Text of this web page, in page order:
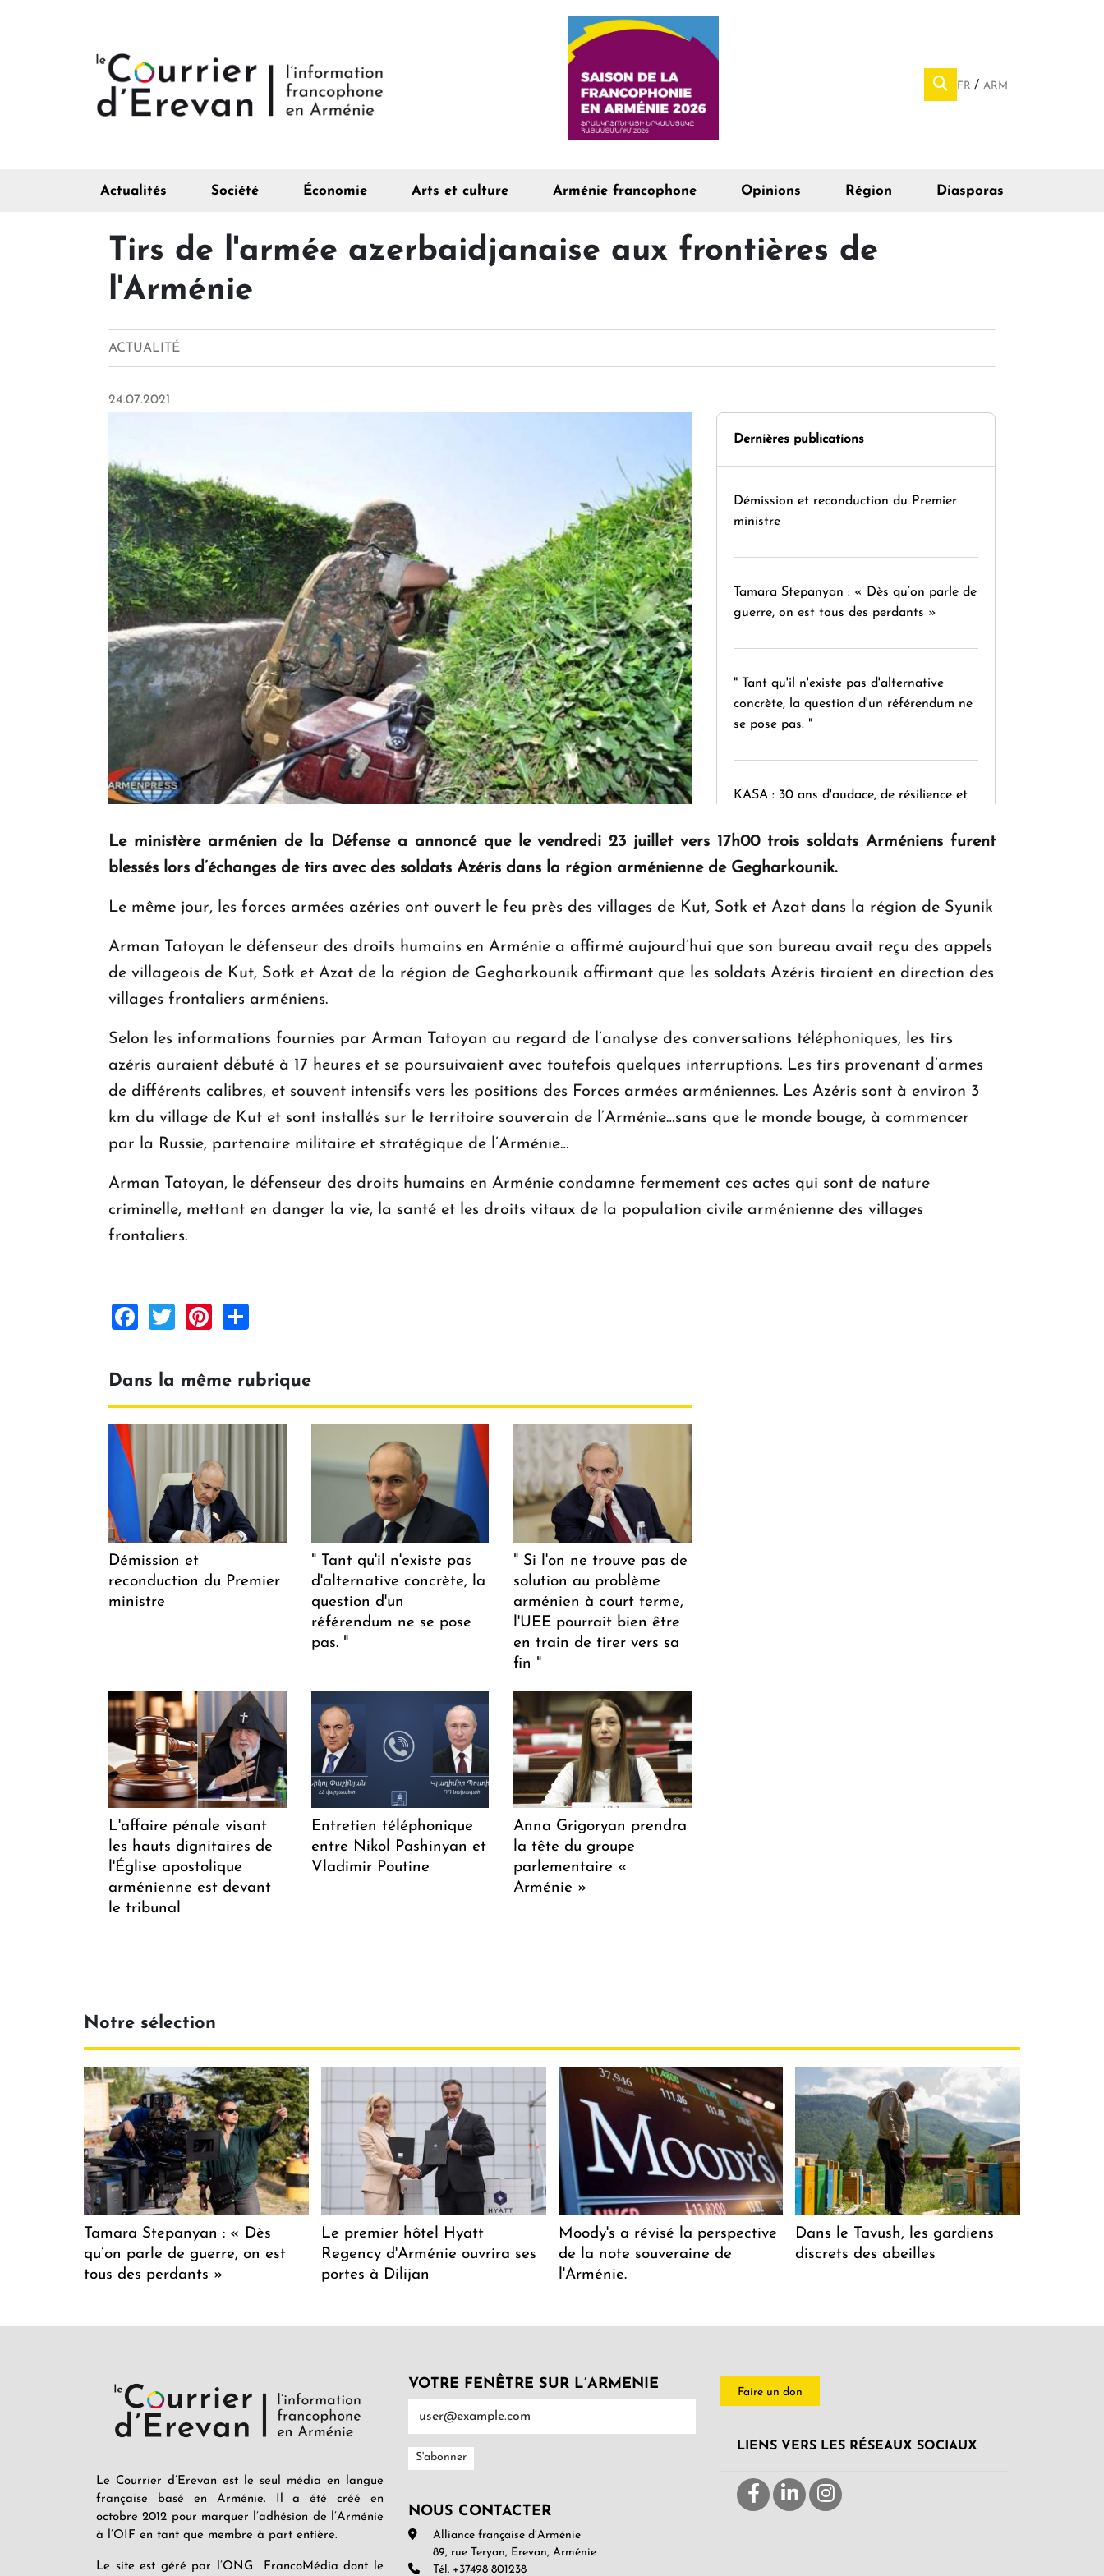
FR ARM
Actualités Société Économie Arts et culture Arménie francophone Opinions Région Diasporas
Tirs de l'armée azerbaidjanaise aux frontières de
l'Arménie
ACTUALITÉ
24.07.2021
Dernières publications
Démission et reconduction du Premier
ministre
Tamara Stepanyan : « Dès qu’on parle de
guerre, on est tous des perdants »
" Tant qu'il n'existe pas d'alternative
concrète, la question d'un référendum ne
se pose pas. "
KASA : 30 ans d'audace, de résilience et
d'Arménie ouvrira ses portes à Dilijan
Le ministère arménien de la Défense a annoncé que le vendredi 23 juillet vers 17h00 trois soldats Arméniens furent
blessés lors d’échanges de tirs avec des soldats Azéris dans la région arménienne de Gegharkounik.
Le même jour, les forces armées azéries ont ouvert le feu près des villages de Kut, Sotk et Azat dans la région de Syunik
Arman Tatoyan le défenseur des droits humains en Arménie a affirmé aujourd’hui que son bureau avait reçu des appels
de villageois de Kut, Sotk et Azat de la région de Gegharkounik affirmant que les soldats Azéris tiraient en direction des
villages frontaliers arméniens.
Selon les informations fournies par Arman Tatoyan au regard de l’analyse des conversations téléphoniques, les tirs
azéris auraient débuté à 17 heures et se poursuivaient avec toutefois quelques interruptions. Les tirs provenant d’armes
de différents calibres, et souvent intensifs vers les positions des Forces armées arméniennes. Les Azéris sont à environ 3
km du village de Kut et sont installés sur le territoire souverain de l’Arménie…sans que le monde bouge, à commencer
par la Russie, partenaire militaire et stratégique de l’Arménie…
Arman Tatoyan, le défenseur des droits humains en Arménie condamne fermement ces actes qui sont de nature
criminelle, mettant en danger la vie, la santé et les droits vitaux de la population civile arménienne des villages
frontaliers.
Facebook
TwitterPinterest
Dans la même rubrique
Démission et
reconduction du Premier
ministre
" Tant qu'il n'existe pas
d'alternative concrète, la
question d'un
référendum ne se pose
pas. "
" Si l'on ne trouve pas de
solution au problème
arménien à court terme,
l'UEE pourrait bien être
en train de tirer vers sa
fin "
L'affaire pénale visant
les hauts dignitaires de
l'Église apostolique
arménienne est devant
le tribunal
Entretien téléphonique
entre Nikol Pashinyan et
Vladimir Poutine
Anna Grigoryan prendra
la tête du groupe
parlementaire «
Arménie »
Notre sélection
Tamara Stepanyan : « Dès
qu’on parle de guerre, on est
tous des perdants »
Le premier hôtel Hyatt
Regency d'Arménie ouvrira ses
portes à Dilijan
Moody's a révisé la perspective
de la note souveraine de
l'Arménie.
Dans le Tavush, les gardiens
discrets des abeilles
Le Courrier d’Erevan est le seul média en langue
française basé en Arménie. Il a été créé en
octobre 2012 pour marquer l’adhésion de l’Arménie
à l’OIF en tant que membre à part entière.
Le site est géré par l’ONG FrancoMédia dont le
VOTRE FENÊTRE SUR L’ARMENIE
NOUS CONTACTER
Alliance française d’Arménie
89, rue Teryan, Erevan, Arménie
Tél. +37498 801238
Faire un don
LIENS VERS LES RÉSEAUX SOCIAUX